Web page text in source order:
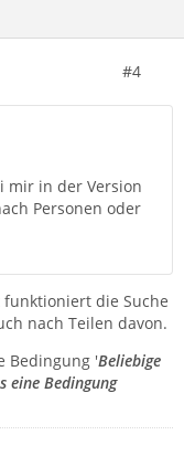
#4
mir in der Version
Personen oder
funktioniert die Suche
nach Teilen davon.
Bedingung 'Beliebige
eine Bedingung